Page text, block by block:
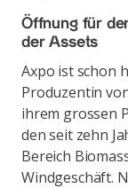
Öffnung für
der Assets
Axpo ist schon
Produzentin
ihrem grossen
den seit zehn
Bereich
Windgeschäft.